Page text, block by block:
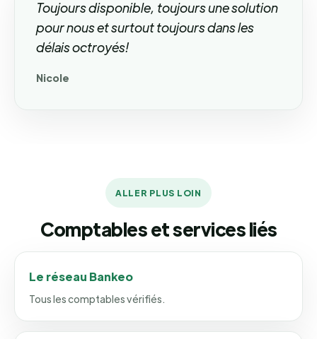
Toujours disponible, toujours une solution
pour nous et surtout toujours dans les
délais octroyés!
Nicole
ALLER PLUS LOIN
Comptables et services liés
Le réseau Bankeo
Tous les comptables vérifiés.